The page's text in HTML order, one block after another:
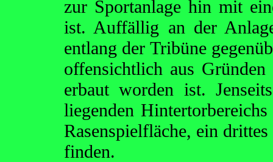
zur Sportanlage hin mit
ist. Auffällig an der
entlang der Tribüne
offensichtlich aus
erbaut worden ist.
liegenden
Rasenspielfläche, ein
finden.